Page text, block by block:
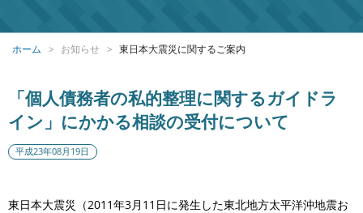
ホーム お知らせ 東日本大震災に関するご案内
「個人債務者の私的整理に関するガイドラ
イン」にかかる相談の受付について
平成23年08月19日
東日本大震災（2011年3月11日に発生した東北地方太平洋沖地震お